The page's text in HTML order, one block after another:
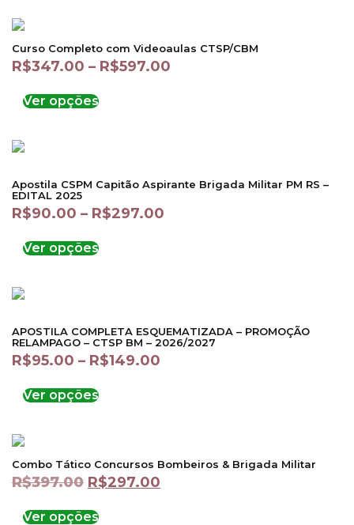
Curso Completo com Videoaulas CTSP/CBM
R$347.00 – R$597.00
Ver opções
Apostila CSPM Capitão Aspirante Brigada Militar PM RS –
EDITAL 2025
R$90.00 – R$297.00
Ver opções
APOSTILA COMPLETA ESQUEMATIZADA – PROMOÇÃO
RELAMPAGO – CTSP BM – 2026/2027
R$95.00 – R$149.00
Ver opções
Combo Tático Concursos Bombeiros & Brigada Militar
R$397.00 R$297.00
Ver opções